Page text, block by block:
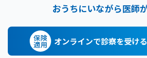
おうちにいながら医師
保険
適用 オンラインで診察を受ける